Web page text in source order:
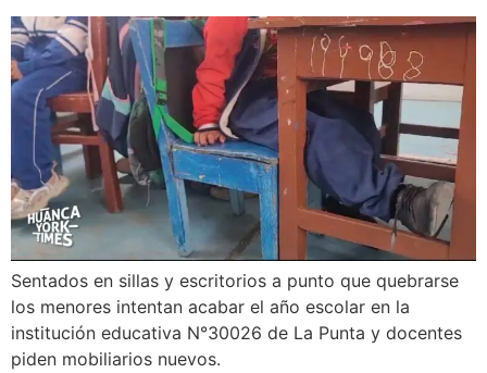
Sentados en sillas y escritorios a punto que quebrarse
los menores intentan acabar el año escolar en la
institución educativa N°30026 de La Punta y docentes
piden mobiliarios nuevos.